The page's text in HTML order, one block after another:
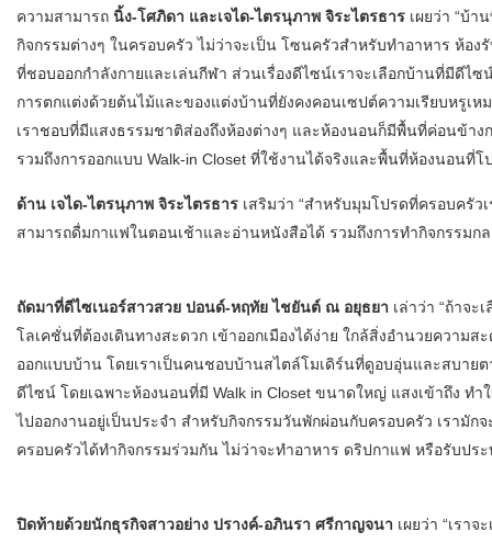
ความสามารถ นิ้ง-โศภิดา และเจได-ไตรนุภาพ จิระไตรธาร เผยว่า “บ้า
กิจกรรมต่างๆ ในครอบครัว ไม่ว่าจะเป็น โซนครัวสำหรับทำอาหาร ห้
ที่ชอบออกกำลังกายและเล่นกีฬา ส่วนเรื่องดีไซน์เราจะเลือกบ้านที่มีดีไ
การตกแต่งด้วยต้นไม้และของแต่งบ้านที่ยังคงคอนเซปต์ความเรียบหรูเ
เราชอบที่มีแสงธรรมชาติส่องถึงห้องต่างๆ และห้องนอนก็มีพื้นที่ค่อนข้าง
รวมถึงการออกแบบ Walk-in Closet ที่ใช้งานได้จริงและพื้นที่ห้องนอนที่โ
ด้าน เจได-ไตรนุภาพ จิระไตรธาร เสริมว่า “สำหรับมุมโปรดที่ครอบครัว
สามารถดื่มกาแฟในตอนเช้าและอ่านหนังสือได้ รวมถึงการทำกิจกรรมก
ถัดมาที่ดีไซเนอร์สาวสวย ปอนด์-หฤทัย ไชยันต์ ณ อยุธยา เล่าว่า “ถ้าจ
โลเคชั่นที่ต้องเดินทางสะดวก เข้าออกเมืองได้ง่าย ใกล้สิ่งอำนวยควา
ออกแบบบ้าน โดยเราเป็นคนชอบบ้านสไตล์โมเดิร์นที่ดูอบอุ่นและสบาย
ดีไซน์ โดยเฉพาะห้องนอนที่มี Walk in Closet ขนาดใหญ่ แสงเข้าถึง ทำ
ไปออกงานอยู่เป็นประจำ สำหรับกิจกรรมวันพักผ่อนกับครอบครัว เรามั
ครอบครัวได้ทำกิจกรรมร่วมกัน ไม่ว่าจะทำอาหาร ดริปกาแฟ หรือรับปร
ปิดท้ายด้วยนักธุรกิจสาวอย่าง ปรางค์-อภินรา ศรีกาญจนา เผยว่า “เรา